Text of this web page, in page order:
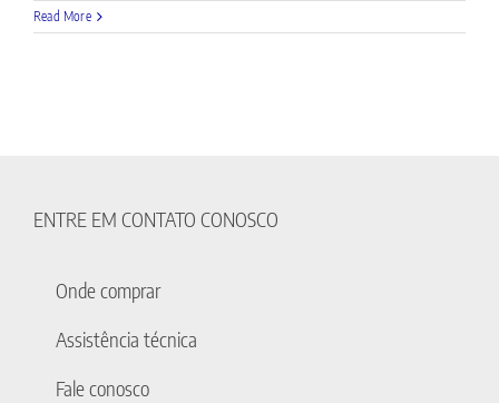
Read More
ENTRE EM CONTATO CONOSCO
Onde comprar
Assistência técnica
Fale conosco